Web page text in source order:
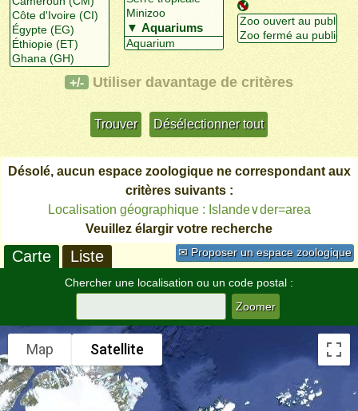
+/- Utiliser davantage de critères
Désolé, aucun espace zoologique ne correspondant aux
critères suivants :
Localisation géographique : Islande∨der=area
Veuillez élargir votre recherche
✉ Proposer un espace zoologique
Carte Liste
Chercher une localisation ou un code postal :
Map Satellite